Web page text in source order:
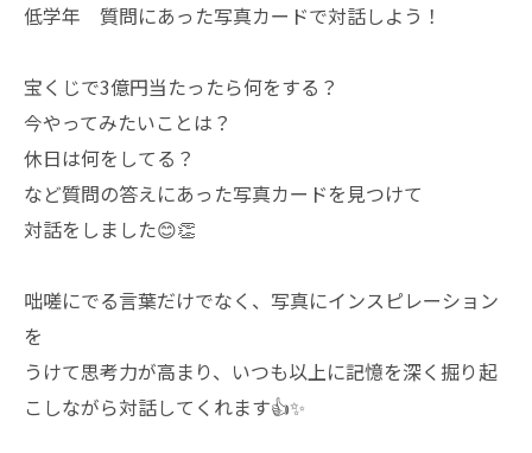
低学年 質問にあった写真カードで対話しよう！
宝くじで3億円当たったら何をする？
今やってみたいことは？
休日は何をしてる？
など質問の答えにあった写真カードを見つけて
対話をしました😊👏
咄嗟にでる言葉だけでなく、写真にインスピレーション
を
うけて思考力が高まり、いつも以上に記憶を深く掘り起
こしながら対話してくれます👍✨